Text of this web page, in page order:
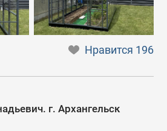
Нравится 196
г. Архангельск